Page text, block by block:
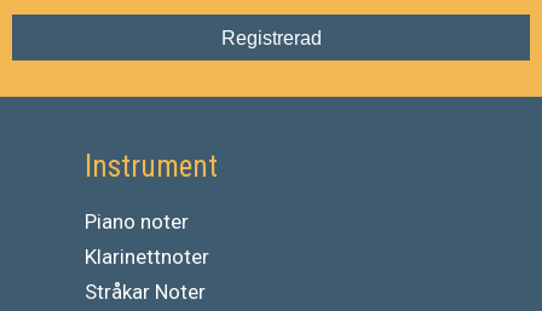
Registrerad
Instrument
Piano noter
Klarinettnoter
Stråkar Noter